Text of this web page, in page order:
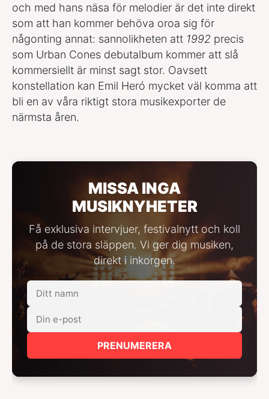
och med hans näsa för melodier är det inte direkt
som att han kommer behöva oroa sig för
någonting annat: sannolikheten att 1992 precis
som Urban Cones debutalbum kommer att slå
kommersiellt är minst sagt stor. Oavsett
konstellation kan Emil Heró mycket väl komma att
bli en av våra riktigt stora musikexporter de
närmsta åren.
MISSA INGA
MUSIKNYHETER
Få exklusiva intervjuer, festivalnytt och koll
på de stora släppen. Vi ger dig musiken,
direkt i inkorgen.
PRENUMERERA